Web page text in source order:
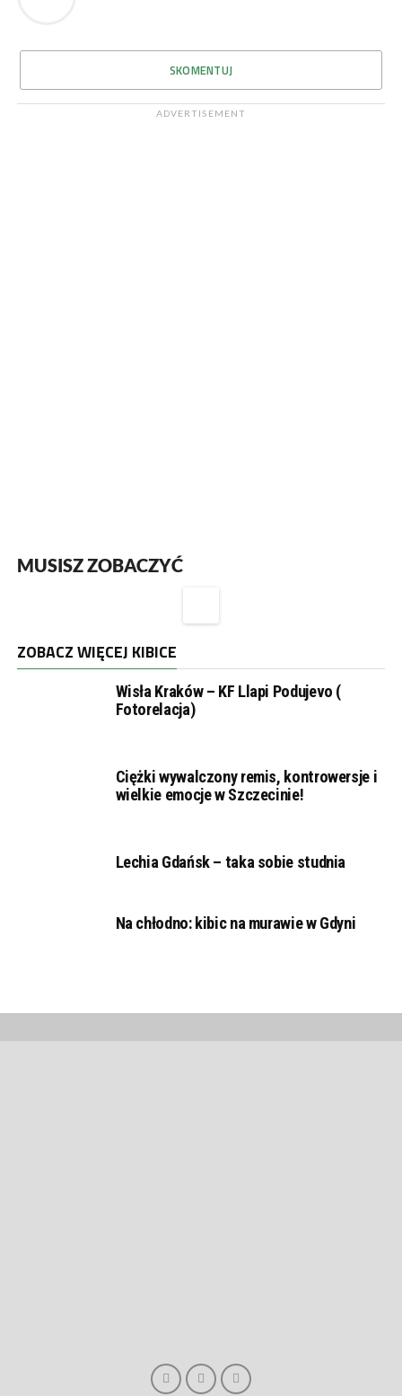
SKOMENTUJ
ADVERTISEMENT
MUSISZ ZOBACZYĆ
ZOBACZ WIĘCEJ KIBICE
Wisła Kraków – KF Llapi Podujevo (
Fotorelacja)
Ciężki wywalczony remis, kontrowersje i
wielkie emocje w Szczecinie!
Lechia Gdańsk – taka sobie studnia
Na chłodno: kibic na murawie w Gdyni